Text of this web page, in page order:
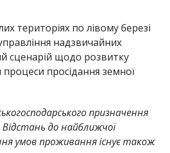
територіях по лівому березі
надзвичайних
сценарій щодо розвитку
просідання земної
призначення
до найближчої
умов проживання існує також